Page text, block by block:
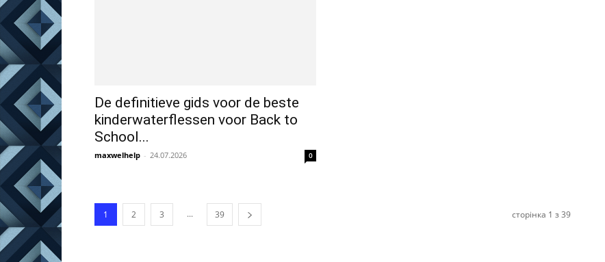
De definitieve gids voor de beste
kinderwaterflessen voor Back to
School...
maxwelhelp - 24.07.2026 0
1 2 3 ... 39 сторінка 1 з 39